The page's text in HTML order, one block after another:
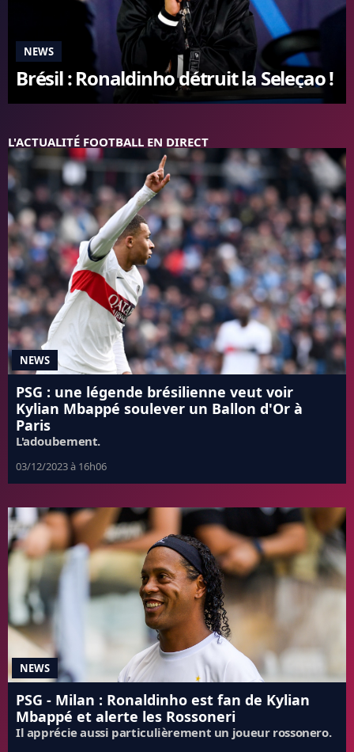
FC BARCELONE
MANCHESTER UNITED
CHELSEA
ARSENAL
NEWS
Brésil : Ronaldinho détruit la Seleçao !
L'ACTUALITÉ FOOTBALL EN DIRECT
NEWS
PSG : une légende brésilienne veut voir
Kylian Mbappé soulever un Ballon d'Or à
Paris
L'adoubement.
03/12/2023 à 16h06
NEWS
PSG - Milan : Ronaldinho est fan de Kylian
Mbappé et alerte les Rossoneri
Il apprécie aussi particulièrement un joueur rossonero.